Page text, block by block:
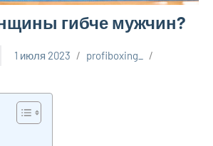
гибче мужчин?
1 июля 2023
profiboxing_